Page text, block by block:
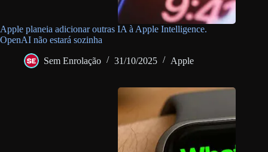
Apple planeia adicionar outras IA à Apple Intelligence.
OpenAI não estará sozinha
Sem Enrolação 31/10/2025 Apple